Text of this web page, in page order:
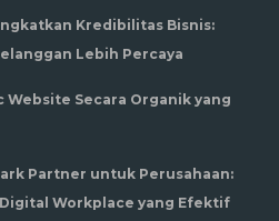
Kredibilitas Bisnis:
Lebih Percaya
Secara Organik yang
Partner untuk Perusahaan:
Workplace yang Efektif